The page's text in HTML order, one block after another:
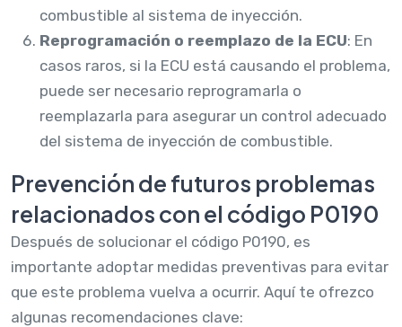
combustible al sistema de inyección.
Reprogramación o reemplazo de la ECU: En
casos raros, si la ECU está causando el problema,
puede ser necesario reprogramarla o
reemplazarla para asegurar un control adecuado
del sistema de inyección de combustible.
Prevención de futuros problemas
relacionados con el código P0190
Después de solucionar el código P0190, es
importante adoptar medidas preventivas para evitar
que este problema vuelva a ocurrir. Aquí te ofrezco
algunas recomendaciones clave: